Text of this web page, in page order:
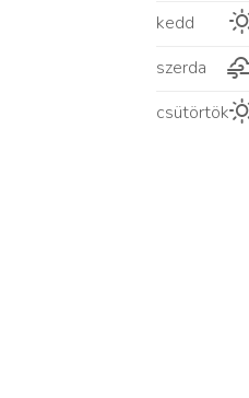
kedd
szerda
csütörtök